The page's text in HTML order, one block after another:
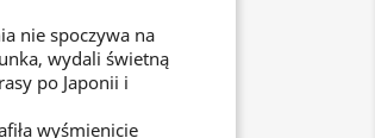
nie spoczywa na
wydali świetną
po Japonii i
wyśmienicie